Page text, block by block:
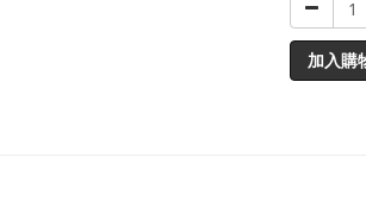
加入購